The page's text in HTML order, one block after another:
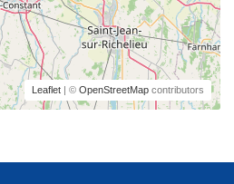
Leaflet | © OpenStreetMap contributors